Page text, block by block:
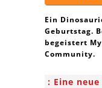
Ein
Geburtstag.
begeistert
Community.
Eine